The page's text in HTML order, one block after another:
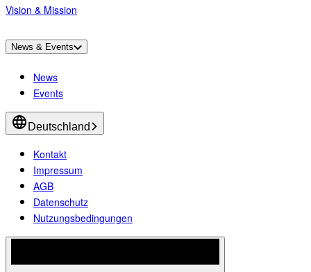
Vision & Mission
News & Events
News
Events
Deutschland
Kontakt
Impressum
AGB
Datenschutz
Nutzungsbedingungen